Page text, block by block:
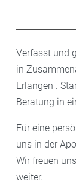
Verfasst und
in
Erlangen .
Beratung in
Für eine
uns in der
Wir freuen
weiter.